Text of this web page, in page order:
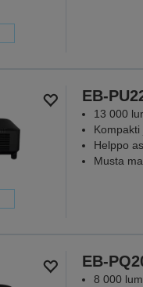
EB-
13 000
Kompakti
Helppo
Musta
EB-
8 000